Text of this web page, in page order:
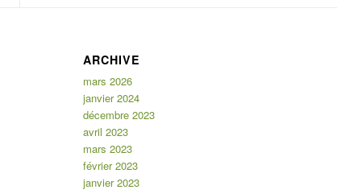
ARCHIVE
mars 2026
janvier 2024
décembre 2023
avril 2023
mars 2023
février 2023
janvier 2023